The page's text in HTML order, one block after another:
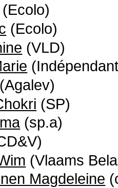
(Ecolo)
(Ecolo)
(VLD)
(Agalev)
(SP)
(sp.a)
(Vlaams
Magdeleine